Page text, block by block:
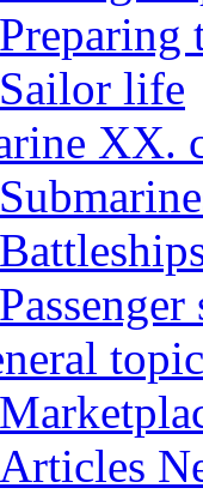
Preparing
Sailor life
XX.
Passenger
Articles